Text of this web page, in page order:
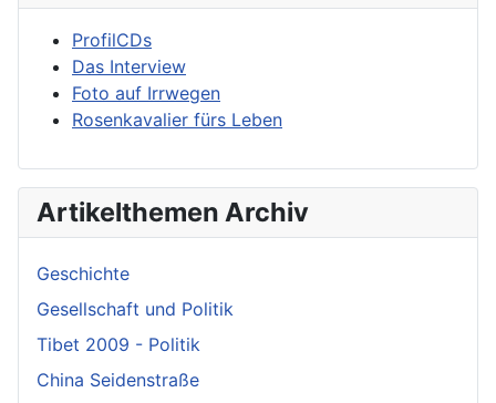
ProfilCDs
Das Interview
Foto auf Irrwegen
Rosenkavalier fürs Leben
Artikelthemen Archiv
Geschichte
Gesellschaft und Politik
Tibet 2009 - Politik
China Seidenstraße